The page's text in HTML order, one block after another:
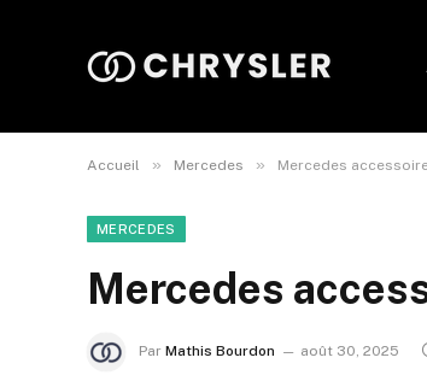
Accueil » Mercedes » Mercedes
MERCEDES
Mercedes
Par Mathis Bourdon août 30, 2025